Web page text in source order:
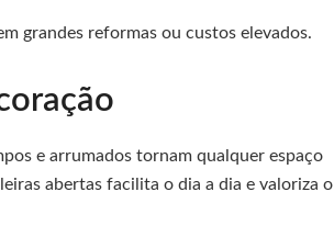
grandes reformas ou custos elevados.
e arrumados tornam qualquer espaço
abertas facilita o dia a dia e valoriza o